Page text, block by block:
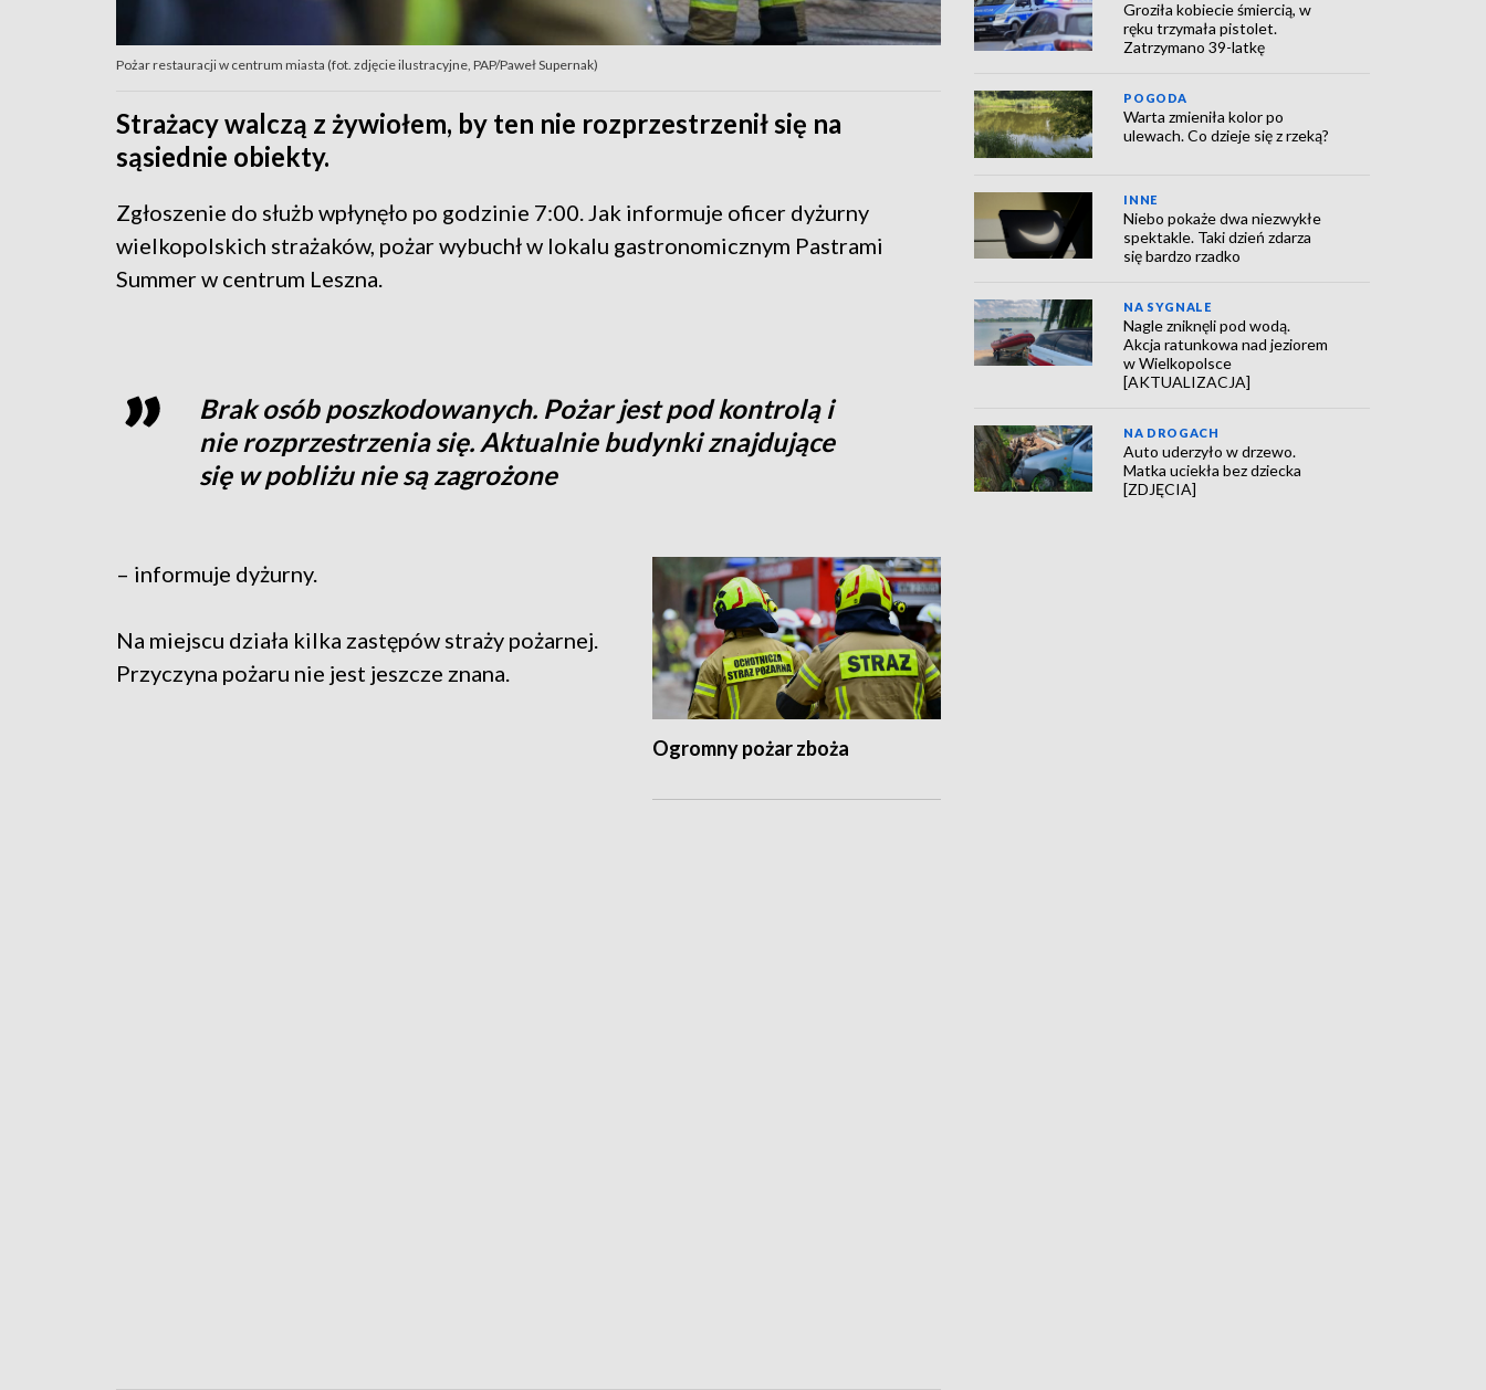
Pożar restauracji w centrum miasta (fot. zdjęcie ilustracyjne, PAP/Paweł Supernak)
Strażacy walczą z żywiołem, by ten nie rozprzestrzenił się na
sąsiednie obiekty.
Zgłoszenie do służb wpłynęło po godzinie 7:00. Jak informuje oficer dyżurny
wielkopolskich strażaków, pożar wybuchł w lokalu gastronomicznym Pastrami
Summer w centrum Leszna.
Brak osób poszkodowanych. Pożar jest pod kontrolą i
nie rozprzestrzenia się. Aktualnie budynki znajdujące
się w pobliżu nie są zagrożone
Ogromny pożar zboża
– informuje dyżurny.
Na miejscu działa kilka zastępów straży pożarnej.
Przyczyna pożaru nie jest jeszcze znana.
Groziła kobiecie śmiercią, w
ręku trzymała pistolet.
Zatrzymano 39-latkę
POGODA
Warta zmieniła kolor po
ulewach. Co dzieje się z rzeką?
INNE
Niebo pokaże dwa niezwykłe
spektakle. Taki dzień zdarza
się bardzo rzadko
NA SYGNALE
Nagle zniknęli pod wodą.
Akcja ratunkowa nad jeziorem
w Wielkopolsce
[AKTUALIZACJA]
NA DROGACH
Auto uderzyło w drzewo.
Matka uciekła bez dziecka
[ZDJĘCIA]